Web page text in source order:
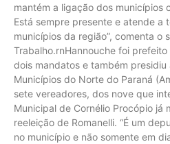
mantém a ligação dos municípios
Está sempre presente e atende a
municípios da região”, comenta o
Trabalho.rnHannouche foi
dois mandatos e também presidiu
Municípios do Norte do Paraná
sete vereadores, dos nove que
Municipal de Cornélio Procópio já
reeleição de Romanelli. “É um
no município e não somente em